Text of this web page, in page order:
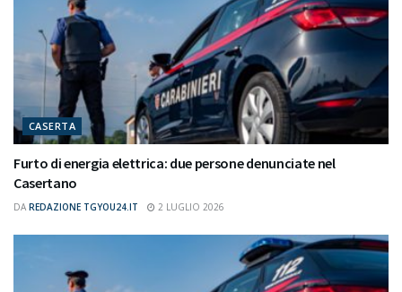
CASERTA
Furto di energia elettrica: due persone denunciate nel
Casertano
DA REDAZIONE TGYOU24.IT 2 LUGLIO 2026